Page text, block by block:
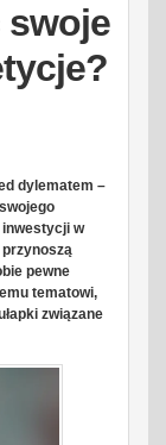
swoje
dylematem –
inwestycji w
pewne
tematowi,
związane